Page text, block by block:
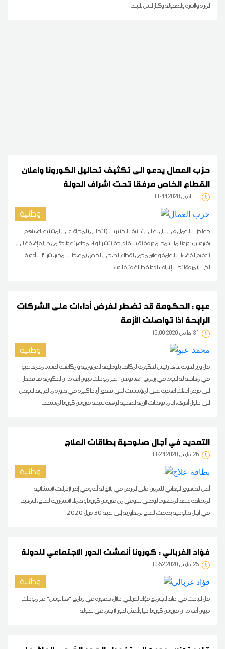
المرأة والأسرة والطفولة وكبار السن بالبنك.
حزب العمال يدعو الى تكثيف تحاليل الكورونا واعلان
القطاع الخاص مرفقا تحت اشراف الدولة
11 11:44 2020 أفريل
وطنية
دعا حزب العمال في بيان له الى تكثيف الاختبارات (التحاليل) المجراة على المشتبه باصابتهم
بفيروس كورونا بما يسمح بمعرفة تقريبية لدرجة انتشار الوباء لمحاصرته والحدّ من أضراره إضافة إلى
تعقيم الفضاءات العامة وإعلان مجمل القطاع الصحي الخاص (مصحات، مخابر، شركات أدوية
الخ...) مرفقا تحت إشراف الدولة طيلة فترة الوباء.
عبو : الحكومة قد تضطر لفرض أداءات على الشركات
الرابحة اذا تواصلت الأزمة
31 15:00 2020 مارس
وطنية
قال وزير الدولة لدى رئيس الحكومة المكلف بالوظيفة العمومية و مكافحة الفساد محمد عبو
في مداخلة له اليوم في برنامج "هنا تونس" عبر موجات ديوان أف أم، إن الحكومة قد تضطر
الى فرض آداءات اضافية على المؤسسات التي تحقق أرباحا كبيرة في صورة ما لم يتم التوصل
الى حلول أخرى، اذا ما تواصلت الأزمة الصحية الراهنة نتيجة فيروس كورونا المستجد.
التمديد في آجال صلوحية بطاقات العلاج
26 11:24 2020 مارس
وطنية
أعلن الصندوق الوطني للتأمين على المرض في بلاغ له أنه وفي إطار الإجراءات الاستثنائية
المتعلقة بدعم المجهود الوطني للتوقي من فيروس كورونا و ضمانا لاستمرارية العلاج، التمديد
في آجال صلوحية بطاقات العلاج لمنظوريه إلى غاية 30 أفريل 2020.
فؤاد الغربالي : كورونا أنعشت الدور الاجتماعي للدولة
25 10:52 2020 مارس
وطنية
قال الباحث في علم الاجتماع فؤاد الغربالي خلال حضوره في برنامج "هنا تونس" عبر موجات
ديوان أف أم، إن فيروس كورونا أحيا وأنعش الدور الاجتماعي للدولة.